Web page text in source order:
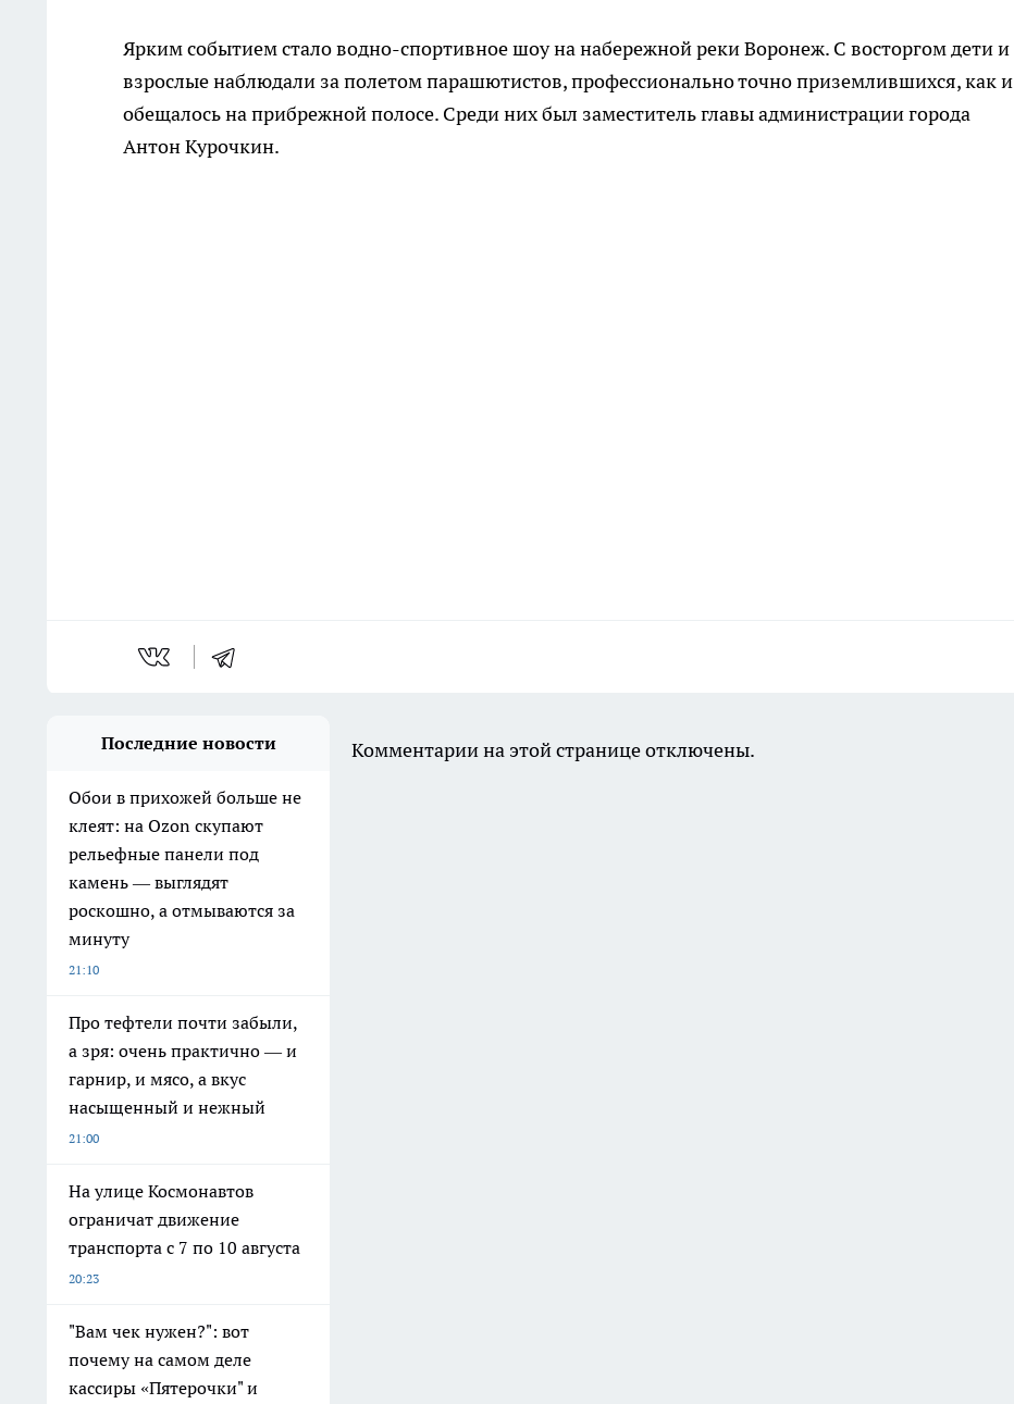
Ярким событием стало водно-спортивное шоу на набережной реки Воронеж. С восторгом дети и
взрослые наблюдали за полетом парашютистов, профессионально точно приземлившихся, как и
обещалось на прибрежной полосе. Среди них был заместитель главы администрации города
Антон Курочкин.
Последние новости
Обои в прихожей больше не
клеят: на Ozon скупают
рельефные панели под
камень — выглядят
роскошно, а отмываются за
минуту
21:10
Про тефтели почти забыли,
а зря: очень практично — и
гарнир, и мясо, а вкус
насыщенный и нежный
21:00
На улице Космонавтов
ограничат движение
транспорта с 7 по 10 августа
20:23
"Вам чек нужен?": вот
почему на самом деле
кассиры «Пятерочки" и
Комментарии на этой странице отключены.